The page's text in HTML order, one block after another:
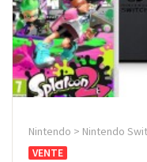
Nintendo > Nintendo
VENTE